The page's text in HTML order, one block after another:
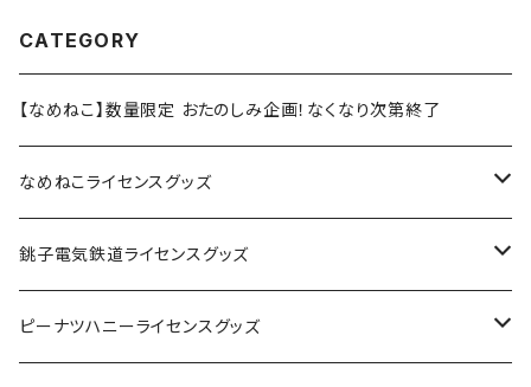
CATEGORY
【なめねこ】数量限定 おたのしみ企画！なくなり次第終了
なめねこライセンスグッズ
Tシャツ
キャップ
銚子電気鉄道ライセンスグッズ
ステッカー
ピーナツハニーライセンスグッズ